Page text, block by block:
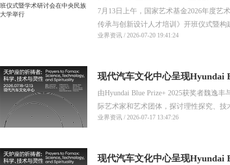
班仪式暨学术研讨会在中央民族
7月13日上午，国家艺术基金2026年度艺
传承与创新设计人才培训》开班仪式暨构
业界资讯 / 2026-07-20 19:41:24
现代汽车文化中心呈现Hyundai
炉座的祈祷者：科学、技术与灵
由Hyundai Blue Prize+ 2025获奖者魏逸
际艺术家和艺术团体，探讨理性探究、技
业界资讯 / 2026-07-17 13:47:26
现代汽车文化中心呈现Hyundai